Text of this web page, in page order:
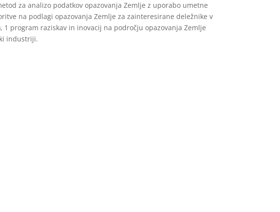
za analizo podatkov opazovanja Zemlje z uporabo umetne
na podlagi opazovanja Zemlje za zainteresirane deležnike v
program raziskav in inovacij na področju opazovanja Zemlje
industriji.